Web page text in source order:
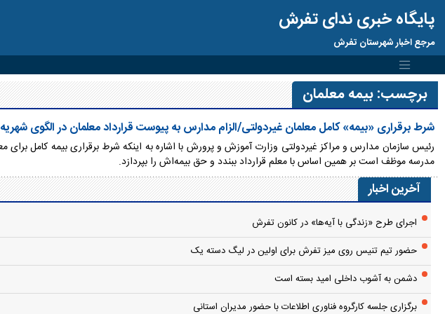
پایگاه خبری ندای تفرش
مرجع اخبار شهرستان تفرش
برچسب:بیمه معلمان
شرط برقراری «بیمه» کامل معلمان غیردولتی/الزام مدارس به پیوست قرارداد معلمان در الگوی شهریه
مدرسه موظف است بر همین اساس با معلم قرارداد ببندد و حق بیمه‌اش را بپردازد.
آخرین اخبار
اجرای طرح «زندگی با آیه‌ها» در کانون تفرش
حضور تیم تنیس روی میز تفرش برای اولین در لیگ دسته یک
دشمن به آشوب داخلی امید بسته است
برگزاری جلسه کارگروه فناوری اطلاعات با حضور مدیران استانی